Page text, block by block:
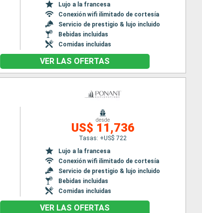
Lujo a la francesa
Conexión wifi ilimitado de cortesía
Servicio de prestigio & lujo incluido
Bebidas incluidas
Comidas incluidas
VER LAS OFERTAS
desde
US$ 11,736
Tasas: +US$ 722
Lujo a la francesa
Conexión wifi ilimitado de cortesía
Servicio de prestigio & lujo incluido
Bebidas incluidas
Comidas incluidas
VER LAS OFERTAS